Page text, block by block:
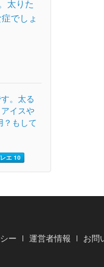
太りた
でしょ
。太る
イスや
？もして
エ 10
ー 運営者情報 お問